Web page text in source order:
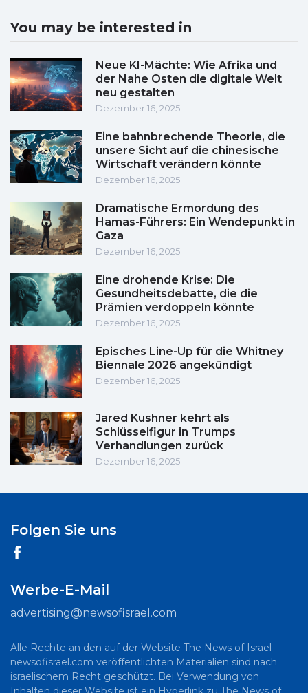
You may be interested in
Neue KI-Mächte: Wie Afrika und
der Nahe Osten die digitale Welt
neu gestalten
Dezember 16, 2025
Eine bahnbrechende Theorie, die
unsere Sicht auf die chinesische
Wirtschaft verändern könnte
Dezember 16, 2025
Dramatische Ermordung des
Hamas-Führers: Ein Wendepunkt in
Gaza
Dezember 16, 2025
Eine drohende Krise: Die
Gesundheitsdebatte, die die
Prämien verdoppeln könnte
Dezember 16, 2025
Episches Line-Up für die Whitney
Biennale 2026 angekündigt
Dezember 16, 2025
Jared Kushner kehrt als
Schlüsselfigur in Trumps
Verhandlungen zurück
Dezember 16, 2025
Folgen Sie uns
Werbe-E-Mail
advertising@newsofisrael.com
Alle Rechte an den auf der Website The News of Israel –
newsofisrael.com veröffentlichten Materialien sind nach
israelischem Recht geschützt. Bei Verwendung von